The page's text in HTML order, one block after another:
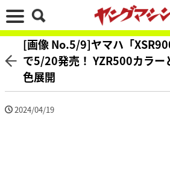
[画像 No.5/9]ヤマハ「
で5/20発売！ YZR500カラー
色展開
2024/04/19